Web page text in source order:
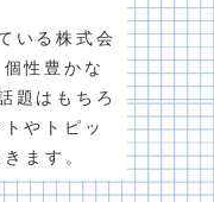
いる株式会
性豊かな
題はもちろ
やトピッ
ます。